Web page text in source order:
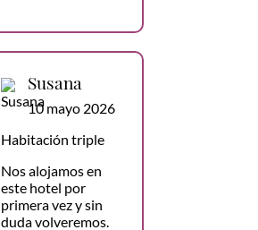
Susana
10 mayo 2026
Habitación triple
Nos alojamos en
este hotel por
primera vez y sin
duda volveremos.